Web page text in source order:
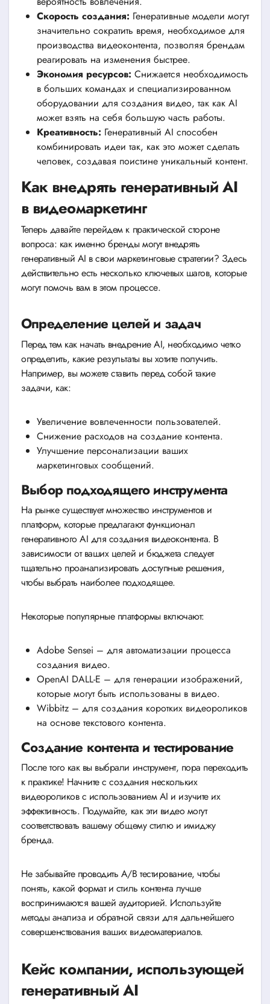
Скорость создания: Генеративные модели могут
значительно сократить время, необходимое для
производства видеоконтента, позволяя брендам
реагировать на изменения быстрее.
Экономия ресурсов: Снижается необходимость
в больших командах и специализированном
оборудовании для создания видео, так как AI
может взять на себя большую часть работы.
Креативность: Генеративный AI способен
комбинировать идеи так, как это может сделать
человек, создавая поистине уникальный контент.
Как внедрять генеративный AI
в видеомаркетинг
Теперь давайте перейдем к практической стороне
вопроса: как именно бренды могут внедрять
генеративный AI в свои маркетинговые стратегии? Здесь
действительно есть несколько ключевых шагов, которые
могут помочь вам в этом процессе.
Определение целей и задач
Перед тем как начать внедрение AI, необходимо четко
определить, какие результаты вы хотите получить.
Например, вы можете ставить перед собой такие
задачи, как:
Увеличение вовлеченности пользователей.
Снижение расходов на создание контента.
Улучшение персонализации ваших
маркетинговых сообщений.
Выбор подходящего инструмента
На рынке существует множество инструментов и
платформ, которые предлагают функционал
генеративного AI для создания видеоконтента. В
зависимости от ваших целей и бюджета следует
тщательно проанализировать доступные решения,
чтобы выбрать наиболее подходящее.
Некоторые популярные платформы включают:
Adobe Sensei – для автоматизации процесса
создания видео.
OpenAI DALL-E – для генерации изображений,
которые могут быть использованы в видео.
Wibbitz – для создания коротких видеороликов
на основе текстового контента.
Создание контента и тестирование
После того как вы выбрали инструмент, пора переходить
к практике! Начните с создания нескольких
видеороликов с использованием AI и изучите их
эффективность. Подумайте, как эти видео могут
соответствовать вашему общему стилю и имиджу
бренда.
Не забывайте проводить A/B тестирование, чтобы
понять, какой формат и стиль контента лучше
воспринимаются вашей аудиторией. Используйте
методы анализа и обратной связи для дальнейшего
совершенствования ваших видеоматериалов.
Кейс компании, использующей
генеративный AI